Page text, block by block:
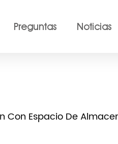
Preguntas Noticias
Con Espacio De